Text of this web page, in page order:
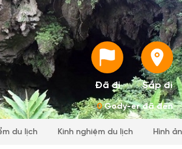
Đã đi Sắp đi
0Gody-er đã đến
du lịch Kinh nghiệm du lịch Hình